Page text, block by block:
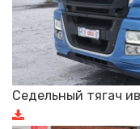
Седельный тягач